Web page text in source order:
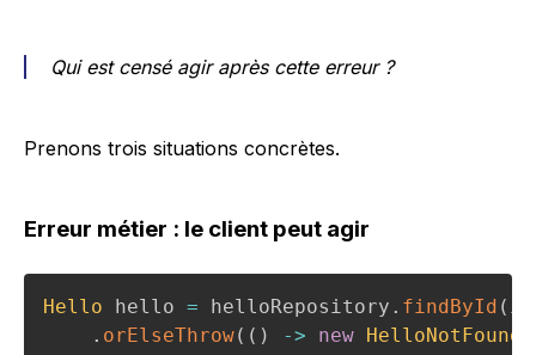
Qui est censé agir après cette erreur ?
Prenons trois situations concrètes.
Erreur métier : le client peut agir
Hello hello = helloRepository . findById ( id
. orElseThrow( ( ) -> new